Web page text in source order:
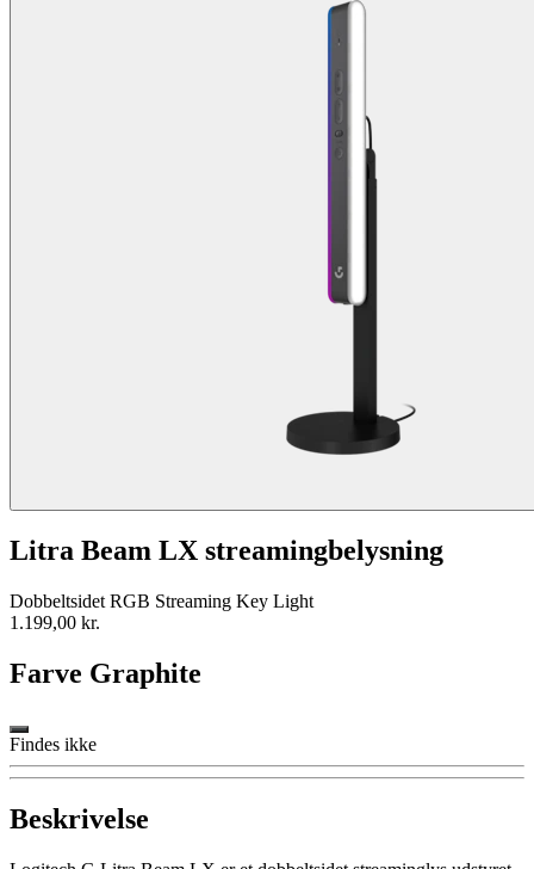
Litra Beam LX streamingbelysning
Dobbeltsidet RGB Streaming Key Light
1.199,00 kr.
Farve Graphite
Findes ikke
Beskrivelse